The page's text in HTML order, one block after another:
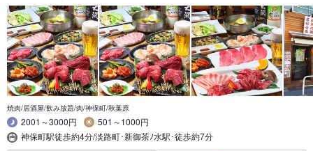
焼肉/居酒屋/飲み放題/肉/神保町/秋葉原
2001～3000円
501～1000円
神保町駅徒歩約4分/淡路町･新御茶ﾉ水駅･徒歩約7分